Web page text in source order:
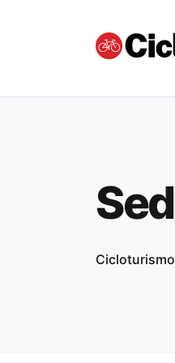
Sed
Cicloturismo